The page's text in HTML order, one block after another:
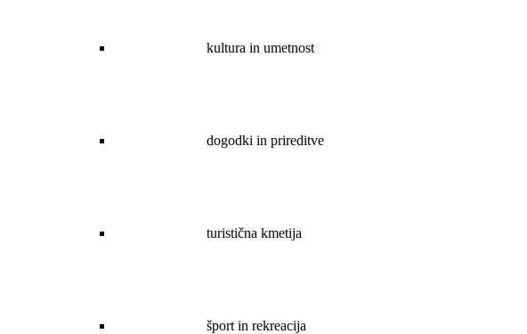
kultura in umetnost
dogodki in prireditve
turistična kmetija
šport in rekreacija